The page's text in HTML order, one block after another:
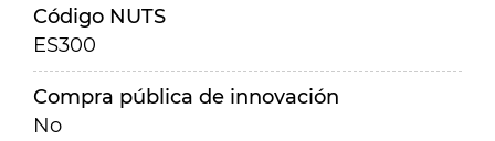
Código NUTS
ES300
Compra pública de innovación
No